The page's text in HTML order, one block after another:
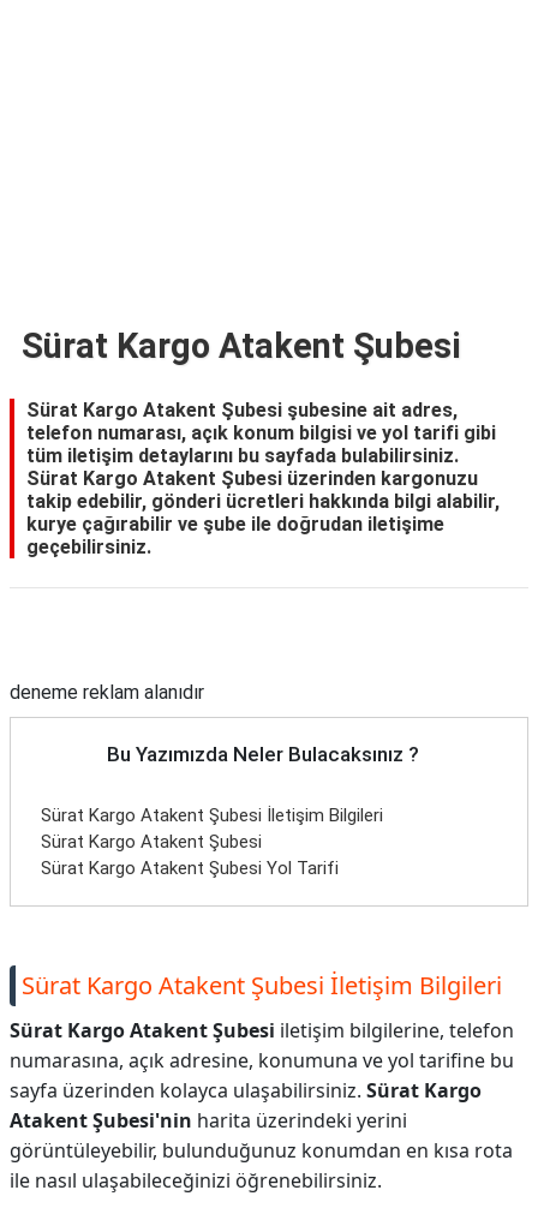
Sürat Kargo Atakent Şubesi
Sürat Kargo Atakent Şubesi şubesine ait adres,
telefon numarası, açık konum bilgisi ve yol tarifi gibi
tüm iletişim detaylarını bu sayfada bulabilirsiniz.
Sürat Kargo Atakent Şubesi üzerinden kargonuzu
takip edebilir, gönderi ücretleri hakkında bilgi alabilir,
kurye çağırabilir ve şube ile doğrudan iletişime
geçebilirsiniz.
deneme reklam alanıdır
Bu Yazımızda Neler Bulacaksınız ?
Sürat Kargo Atakent Şubesi İletişim Bilgileri
Sürat Kargo Atakent Şubesi
Sürat Kargo Atakent Şubesi Yol Tarifi
Sürat Kargo Atakent Şubesi İletişim Bilgileri
Sürat Kargo Atakent Şubesi iletişim bilgilerine, telefon
numarasına, açık adresine, konumuna ve yol tarifine bu
sayfa üzerinden kolayca ulaşabilirsiniz. Sürat Kargo
Atakent Şubesi'nin harita üzerindeki yerini
görüntüleyebilir, bulunduğunuz konumdan en kısa rota
ile nasıl ulaşabileceğinizi öğrenebilirsiniz.